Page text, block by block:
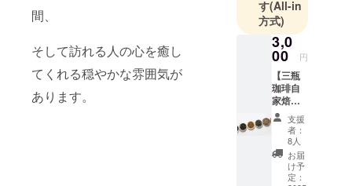
間、
そして訪れる人の心を癒し
てくれる穏やかな雰囲気が
あります。
す(All-in
方式)
3,0
00 円
【三瓶
珈琲自
家焙煎
豆】 目
標額未
達成時
でも全
員に
3000円
支援
者：
8人
お届
け予
定：